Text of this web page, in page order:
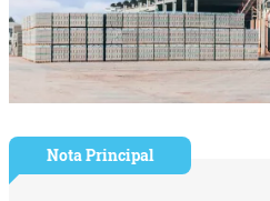
Nota Principal